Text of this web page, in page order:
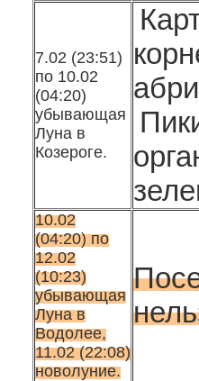
7.02 (23:51)
по 10.02
(04:20)
убывающая
Луна в
Козероге.
10.02
(04:20) по
12.02
(10:23)
убывающая
Луна в
Водолее,
11.02 (22:08)
новолуние.